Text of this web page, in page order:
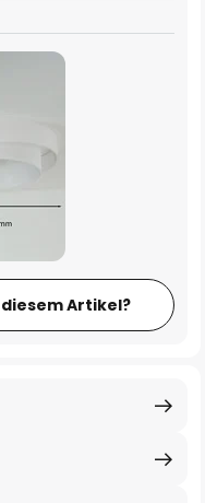
diesem Artikel?